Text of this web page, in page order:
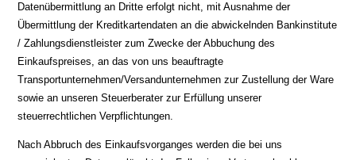
Datenübermittlung an Dritte erfolgt nicht, mit Ausnahme der
Übermittlung der Kreditkartendaten an die abwickelnden Bankinstitute
/ Zahlungsdienstleister zum Zwecke der Abbuchung des
Einkaufspreises, an das von uns beauftragte
Transportunternehmen/Versandunternehmen zur Zustellung der Ware
sowie an unseren Steuerberater zur Erfüllung unserer
steuerrechtlichen Verpflichtungen.
Nach Abbruch des Einkaufsvorganges werden die bei uns